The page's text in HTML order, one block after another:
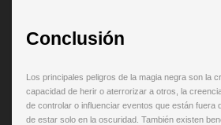
Conclusión
Los principales peligros de la magia negra son la
capacidad de herir o aterrorizar a otros, la
de controlar o influenciar eventos que están fuera
de estar solo en la oscuridad. También existen